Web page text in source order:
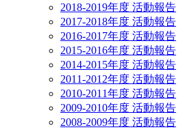
2018-2019年度 活動報告
2017-2018年度 活動報告
2016-2017年度 活動報告
2015-2016年度 活動報告
2014-2015年度 活動報告
2011-2012年度 活動報告
2010-2011年度 活動報告
2009-2010年度 活動報告
2008-2009年度 活動報告